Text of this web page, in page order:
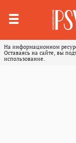
На информационном
Оставаясь на сайте, вы
использование.